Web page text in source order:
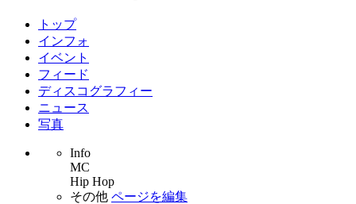
トップ
インフォ
イベント
フィード
ディスコグラフィー
ニュース
写真
Info
MC
Hip Hop
その他 ページを編集